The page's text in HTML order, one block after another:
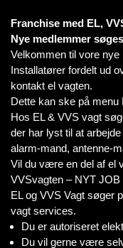
Franchise med EL,
Nye medlemmer
Velkommen til vore
Installatører fordelt ud
kontakt el vagten.
Dette kan ske på menu
Hos EL & VVS vagt
der har lyst til at
alarm-mand, antenne-
Vil du være en del af el
VVSvagten – NYT JOB
EL og VVS Vagt søger
vagt services.
Du er autoriseret
Du vil gerne være